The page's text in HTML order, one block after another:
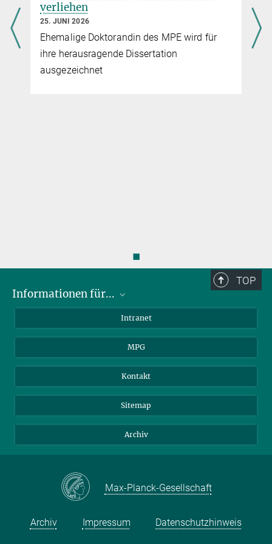
4. JULI 2024
Mit Hilfe des JWST gelang es einem Team von
Wissenschaftlerinnen und Wissenschaftlern, darunter Paola
Caselli und Michela Giuliano vom MPE, tief in die dichten
Wolkenkerne vorzudringen und bislang verborgene Details des
verliehen
25. JUNI 2026
Ehemalige Doktorandin des MPE wird für
ihre herausragende Dissertation
ausgezeichnet
◼
TOP
Informationen für...
Studenten
Journalisten
Intranet
MPG
Kontakt
Sitemap
Archiv
Max-Planck-Gesellschaft
Archiv Impressum Datenschutzhinweis